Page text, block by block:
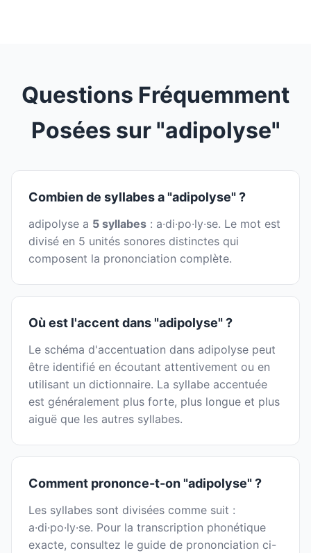
Questions Fréquemment
Posées sur "adipolyse"
Combien de syllabes a "adipolyse" ?
adipolyse a 5 syllabes : a·di·po·ly·se. Le mot est
divisé en 5 unités sonores distinctes qui
composent la prononciation complète.
Où est l'accent dans "adipolyse" ?
Le schéma d'accentuation dans adipolyse peut
être identifié en écoutant attentivement ou en
utilisant un dictionnaire. La syllabe accentuée
est généralement plus forte, plus longue et plus
aiguë que les autres syllabes.
Comment prononce-t-on "adipolyse" ?
Les syllabes sont divisées comme suit :
a·di·po·ly·se. Pour la transcription phonétique
exacte, consultez le guide de prononciation ci-